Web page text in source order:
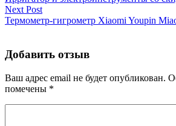
Next Post
Термометр-гигрометр Xiaomi Youpin
Добавить отзыв
Ваш адрес email не будет опубликован.
помечены *